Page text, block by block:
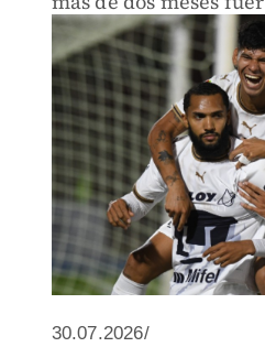
Martínez reapareció
noche redonda para la
30.07.2026/